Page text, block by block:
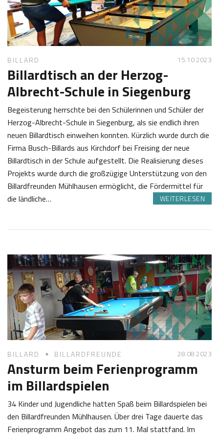
2
4
o
t
t
BILLARD 15.10 2023
Billardtisch an der Herzog-
Albrecht-Schule in Siegenburg
Begeisterung herrschte bei den Schülerinnen und Schüler der
Herzog-Albrecht-Schule in Siegenburg, als sie endlich ihren
neuen Billardtisch einweihen konnten. Kürzlich wurde durch die
Firma Busch-Billards aus Kirchdorf bei Freising der neue
Billardtisch in der Schule aufgestellt. Die Realisierung dieses
Projekts wurde durch die großzügige Unterstützung von den
Billardfreunden Mühlhausen ermöglicht, die Fördermittel für
die ländliche…
WEITERLESEN
5
1
0
2
0
2
3
a
i
n
e
Z
o
t
t
BILLARD BILLARDFREUNDE 28.08 2023
Ansturm beim Ferienprogramm
im Billardspielen
34 Kinder und Jugendliche hatten Spaß beim Billardspielen bei
den Billardfreunden Mühlhausen. Über drei Tage dauerte das
Ferienprogramm Angebot das zum 11. Mal stattfand. Im